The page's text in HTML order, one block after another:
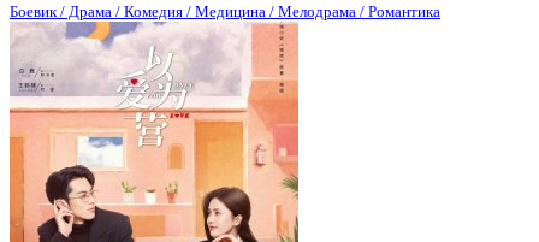
Боевик / Драма / Комедия / Медицина / Мелодрама / Романтика